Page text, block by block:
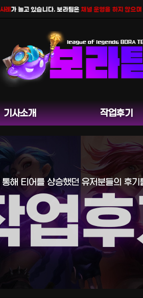
가 늘고 있습니다. 보라팀은채널 운영을 하지 않으며공
기사소개 작업후기